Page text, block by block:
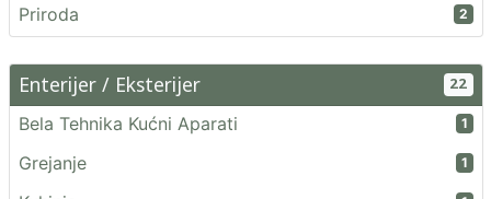
Priroda 2
Enterijer / Eksterijer 22
Bela Tehnika Kućni Aparati 1
Grejanje 1